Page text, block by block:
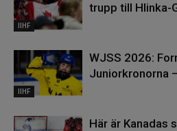
IIHF
trupp till Hlinka-
IIHF
WJSS 2026:
Juniorkronorna
Här är Kanadas